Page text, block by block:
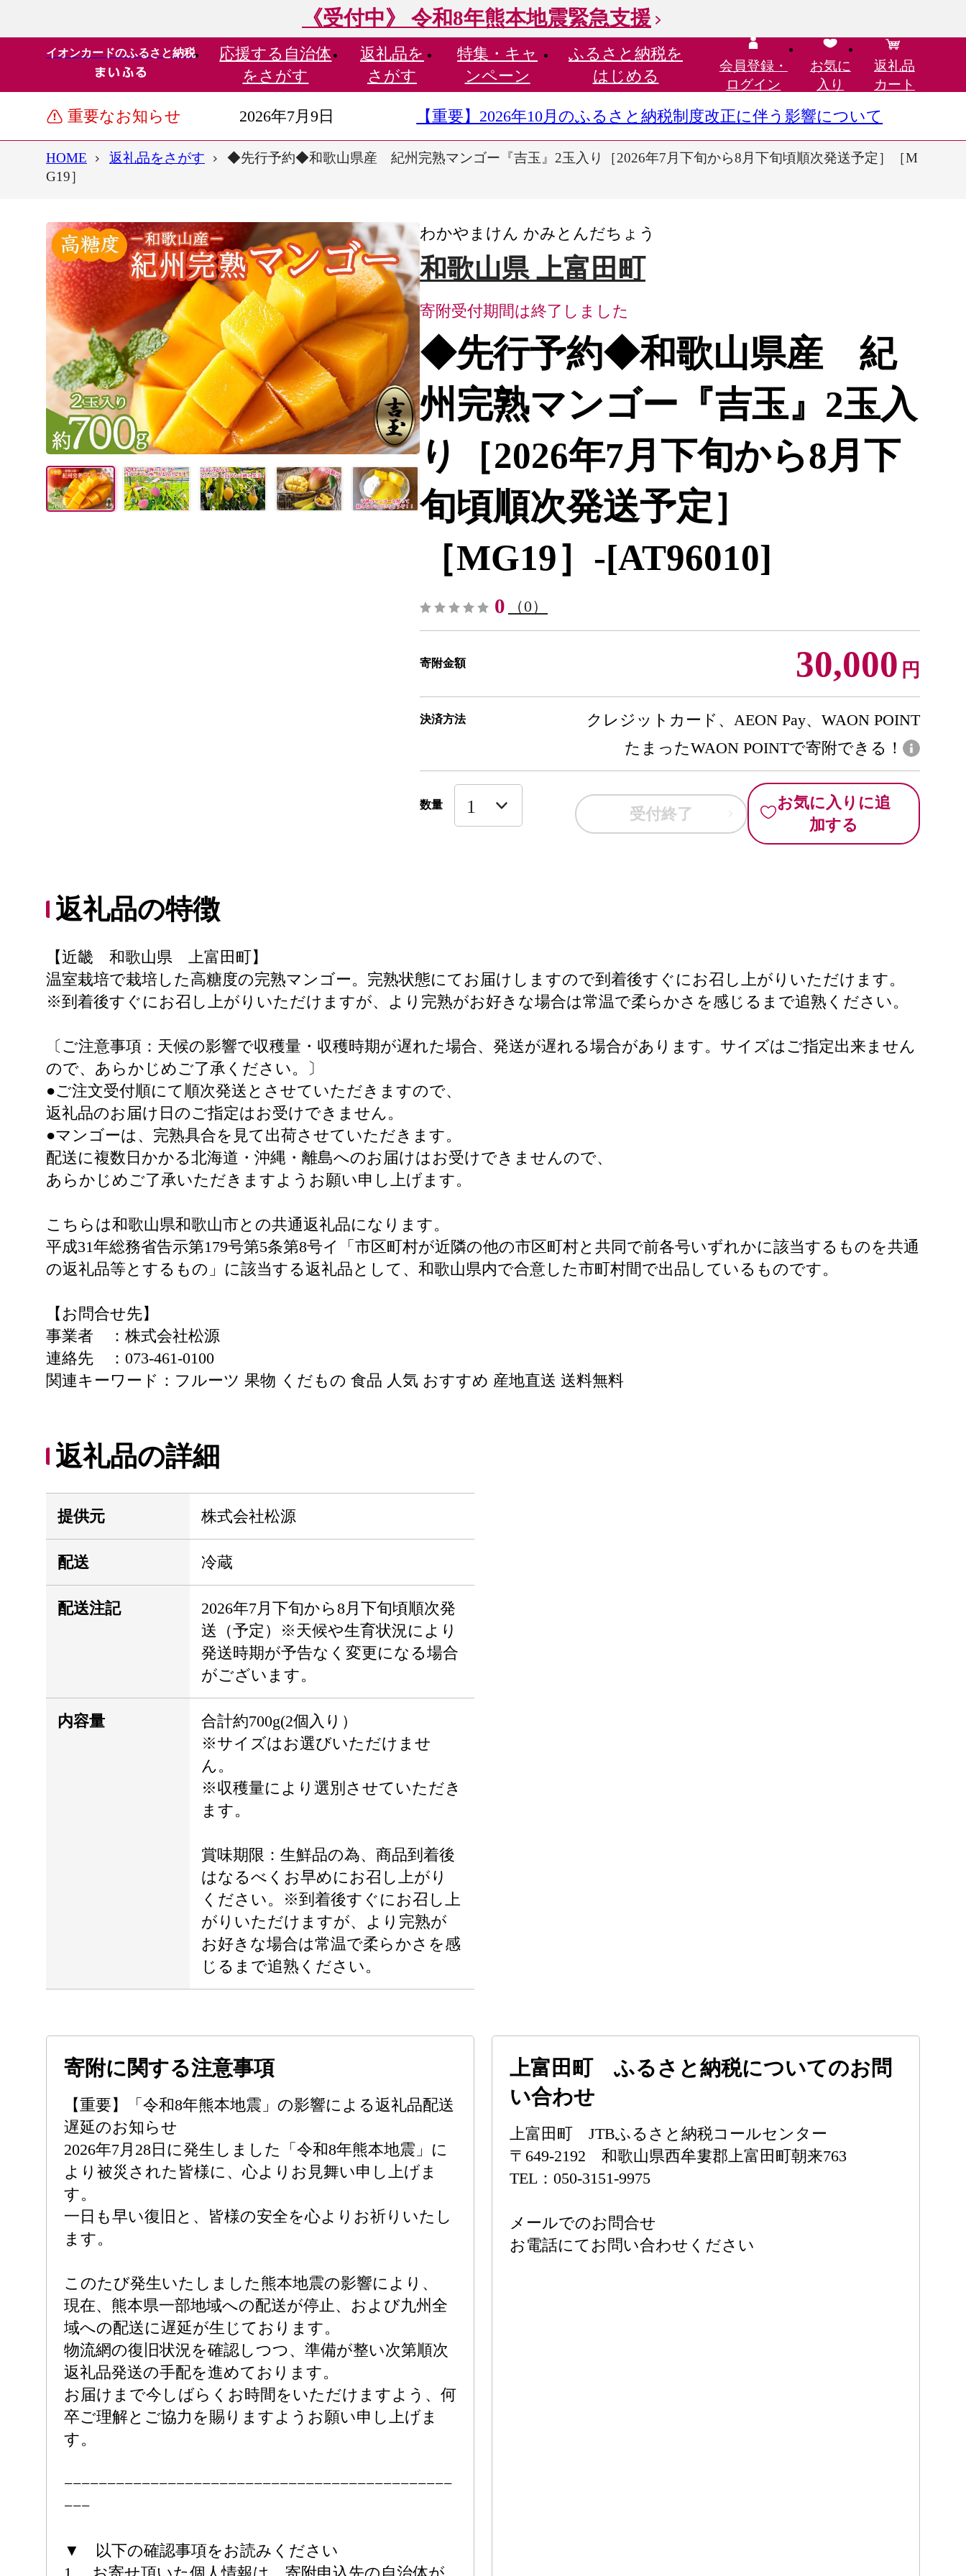
《受付中》 令和8年熊本地震緊急支援
イオンカードのふるさと納税 応援する 自治体
をさがす
返礼品を
さがす
特集・ キャ
ンペーン
ふるさと納税を
はじめる
会員登録・
ログイン
お気に
入り
返礼品
カート
重要なお知らせ 2026年7月9日 【重要】2026年10月のふるさと納税制度改正に伴う影響について
HOME 返礼品をさがす
◆先行予約◆和歌山県産 紀州完熟マンゴー『吉玉』2玉入り［2026年7月下旬から8月下旬頃順次発送予定］［M
G19］
わかやまけん かみとんだちょう
和歌山県 上富田町
寄附受付期間は終了しました
◆先行予約◆和歌山県産 紀
州完熟マンゴー『吉玉』2玉入
り［2026年7月下旬から8月下
旬頃順次発送予定］
［MG19］-[AT96010]
0 （0）
寄附金額 30,000 円
決済方法
クレジットカード、AEON Pay、WAON POINT
たまったWAON POINTで寄附できる！
数量 受付終了
お気に入りに追
加する
返礼品の特徴
【近畿 和歌山県 上富田町】
温室栽培で栽培した高糖度の完熟マンゴー。完熟状態にてお届けしますので到着後すぐにお召し上がりいただけます。
※到着後すぐにお召し上がりいただけますが、より完熟がお好きな場合は常温で柔らかさを感じるまで追熟ください。
〔ご注意事項：天候の影響で収穫量・収穫時期が遅れた場合、発送が遅れる場合があります。サイズはご指定出来ません
ので、あらかじめご了承ください。〕
●ご注文受付順にて順次発送とさせていただきますので、
返礼品のお届け日のご指定はお受けできません。
●マンゴーは、完熟具合を見て出荷させていただきます。
配送に複数日かかる北海道・沖縄・離島へのお届けはお受けできませんので、
あらかじめご了承いただきますようお願い申し上げます。
こちらは和歌山県和歌山市との共通返礼品になります。
平成31年総務省告示第179号第5条第8号イ「市区町村が近隣の他の市区町村と共同で前各号いずれかに該当するものを共通
の返礼品等とするもの」に該当する返礼品として、和歌山県内で合意した市町村間で出品しているものです。
【お問合せ先】
事業者 ：株式会社松源
連絡先 ：073-461-0100
関連キーワード：フルーツ 果物 くだもの 食品 人気 おすすめ 産地直送 送料無料
返礼品の詳細
提供元 株式会社松源
配送 冷蔵
配送注記
2026年7月下旬から8月下旬頃順次発
送（予定）※天候や生育状況により
発送時期が予告なく変更になる場合
がございます。
内容量
合計約700g(2個入り）
※サイズはお選びいただけませ
ん。
※収穫量により選別させていただき
ます。
賞味期限：生鮮品の為、商品到着後
はなるべくお早めにお召し上がり
ください。※到着後すぐにお召し上
がりいただけますが、より完熟が
お好きな場合は常温で柔らかさを感
じるまで追熟ください。
寄附に関する注意事項
【重要】「令和8年熊本地震」の影響による返礼品配送
遅延のお知らせ
2026年7月28日に発生しました「令和8年熊本地震」に
より被災された皆様に、心よりお見舞い申し上げま
す。
一日も早い復旧と、皆様の安全を心よりお祈りいたし
ます。
このたび発生いたしました熊本地震の影響により、
現在、熊本県一部地域への配送が停止、および九州全
域への配送に遅延が生じております。
物流網の復旧状況を確認しつつ、準備が整い次第順次
返礼品発送の手配を進めております。
お届けまで今しばらくお時間をいただけますよう、何
卒ご理解とご協力を賜りますようお願い申し上げま
す。
−−−−−−−−−−−−−−−−−−−−−−−−−−−−−−−−−−−−−−−−−−−−−
−−−
▼ 以下の確認事項をお読みください
上富田町 ふるさと納税についてのお問
い合わせ
上富田町 JTBふるさと納税コールセンター
〒649-2192 和歌山県西牟婁郡上富田町朝来763
TEL：050-3151-9975
メールでのお問合せ
お電話にてお問い合わせください